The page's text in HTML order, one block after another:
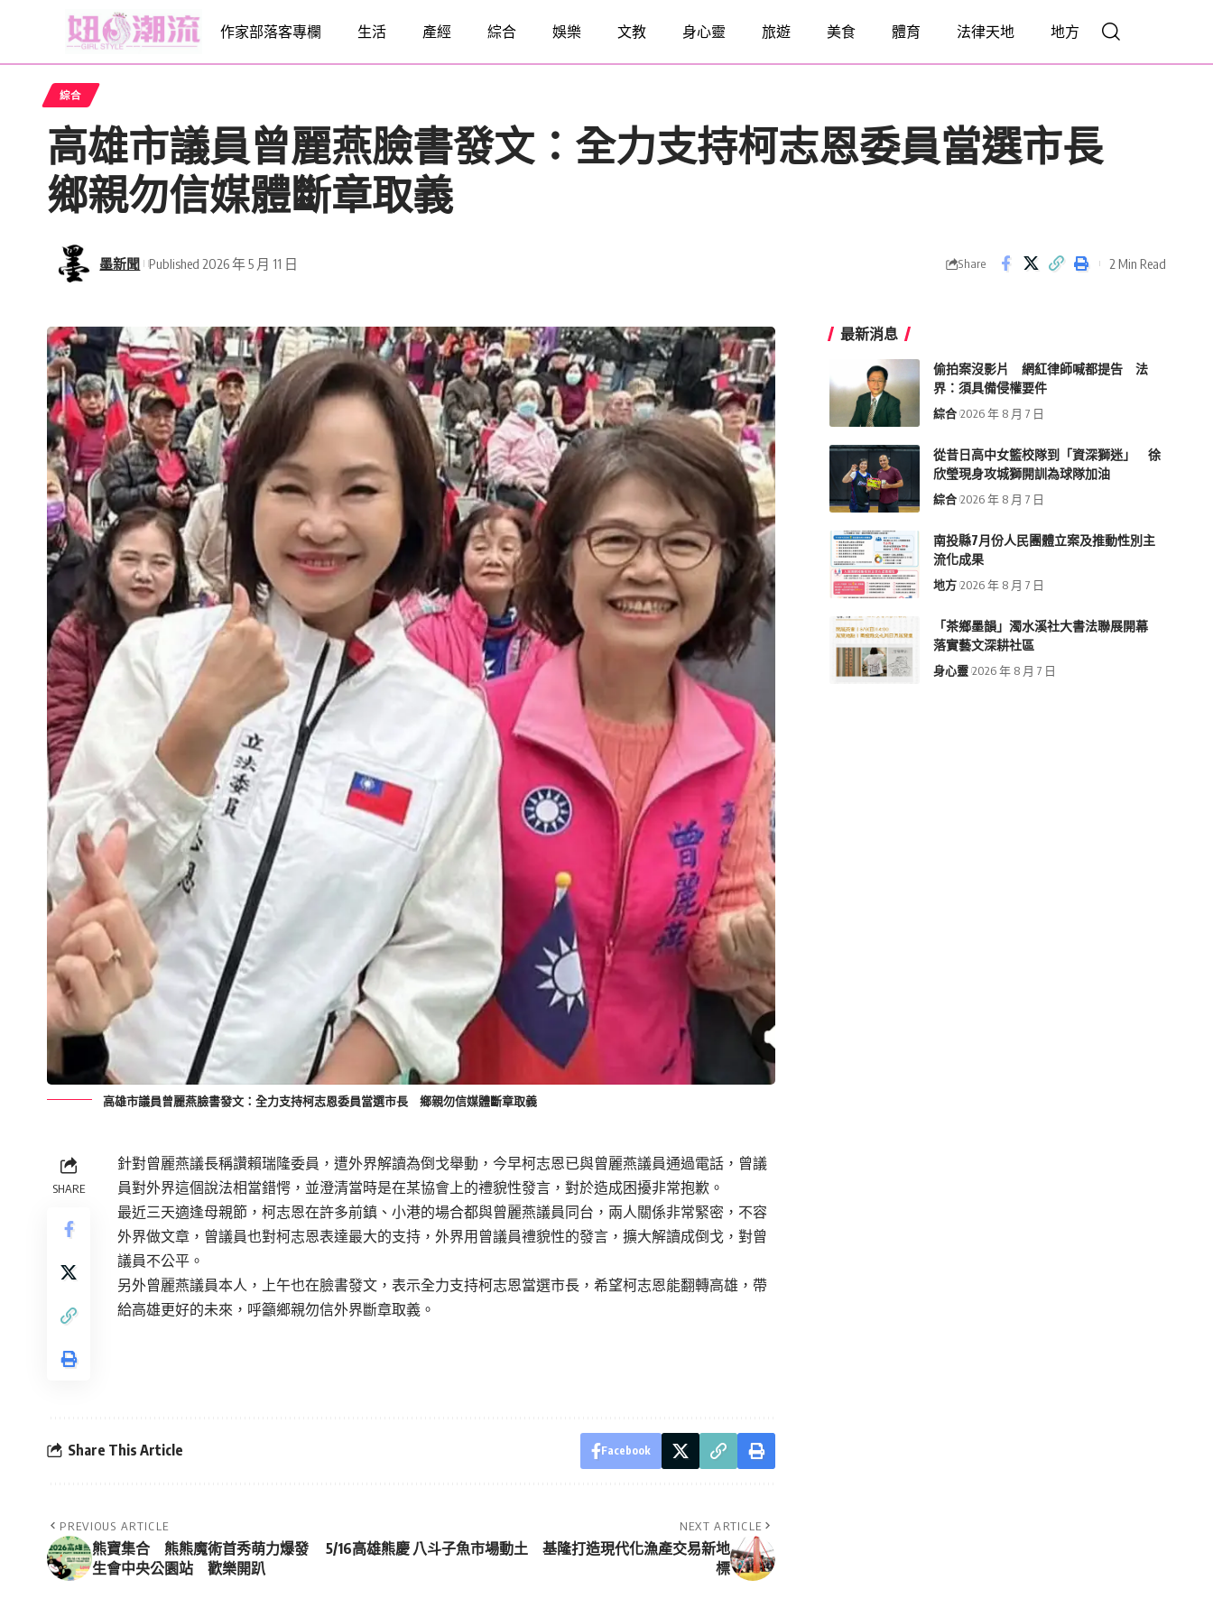
作家部落客專欄 生活 產經 綜合 娛樂 文教 身心靈 旅遊 美食 體育 法律天地 地方
綜合
高雄市議員曾麗燕臉書發文：全力支持柯志恩委員當選市長
鄉親勿信媒體斷章取義
墨新聞 Published 2026 年 5 月 11 日 Share 2 Min Read
高雄市議員曾麗燕臉書發文：全力支持柯志恩委員當選市長 鄉親勿信媒體斷章取義
SHARE
針對曾麗燕議長稱讚賴瑞隆委員，遭外界解讀為倒戈舉動，今早柯志恩已與曾麗燕議員通過電話，曾議
員對外界這個說法相當錯愕，並澄清當時是在某協會上的禮貌性發言，對於造成困擾非常抱歉。
最近三天適逢母親節，柯志恩在許多前鎮、小港的場合都與曾麗燕議員同台，兩人關係非常緊密，不容
外界做文章，曾議員也對柯志恩表達最大的支持，外界用曾議員禮貌性的發言，擴大解讀成倒戈，對曾
議員不公平。
另外曾麗燕議員本人，上午也在臉書發文，表示全力支持柯志恩當選市長，希望柯志恩能翻轉高雄，帶
給高雄更好的未來，呼籲鄉親勿信外界斷章取義。
Share This Article Facebook
PREVIOUS ARTICLE
熊寶集合 熊熊魔術首秀萌力爆發 5/16高雄熊慶
生會中央公園站 歡樂開趴
NEXT ARTICLE
八斗子魚市場動土 基隆打造現代化漁產交易新地
標
最新消息
偷拍案沒影片 網紅律師喊都提告 法
界：須具備侵權要件
綜合 2026 年 8 月 7 日
從昔日高中女籃校隊到「資深獅迷」 徐
欣瑩現身攻城獅開訓為球隊加油
綜合 2026 年 8 月 7 日
南投縣7月份人民團體立案及推動性別主
流化成果
地方 2026 年 8 月 7 日
「茶鄉墨韻」濁水溪社大書法聯展開幕
落實藝文深耕社區
身心靈 2026 年 8 月 7 日